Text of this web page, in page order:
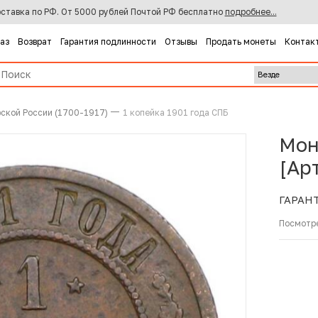
по РФ. От 5000 рублей Почтой РФ бесплатно подробнее...
Возврат Гарантия подлинности Отзывы Продать монеты
России (1700-1917) 1 копейка 1901 года СПБ